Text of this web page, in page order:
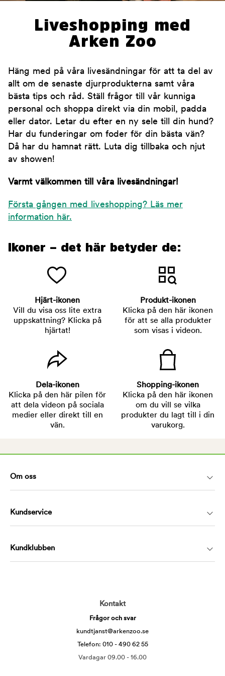
Liveshopping med
Arken Zoo
Häng med på våra livesändningar för att ta del av
allt om de senaste djurprodukterna samt våra
bästa tips och råd. Ställ frågor till vår kunniga
personal och shoppa direkt via din mobil, padda
eller dator. Letar du efter en ny sele till din hund?
Har du funderingar om foder för din bästa vän?
Då har du hamnat rätt. Luta dig tillbaka och njut
av showen!
Varmt välkommen till våra livesändningar!
Första gången med liveshopping? Läs mer
information här.
Ikoner – det här betyder de:
Hjärt-ikonen
Vill du visa oss lite extra
uppskattning? Klicka på
hjärtat!
Produkt-ikonen
Klicka på den här ikonen
för att se alla produkter
som visas i videon.
Dela-ikonen
Klicka på den här pilen för
att dela videon på sociala
medier eller direkt till en
vän.
Shopping-ikonen
Klicka på den här ikonen
om du vill se vilka
produkter du lagt till i din
varukorg.
Om oss
Kundservice
Kundklubben
Kontakt
Frågor och svar
kundtjanst@arkenzoo.se
Telefon: 010 - 490 62 55
Vardagar 09.00 - 16.00